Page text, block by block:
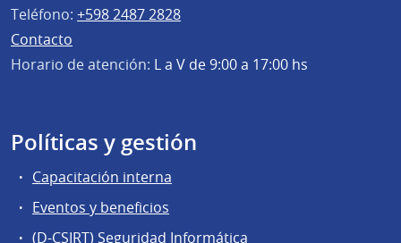
Teléfono: +598 2487 2828
Contacto
Horario de atención: L a V de 9:00 a 17:00 hs
Políticas y gestión
Capacitación interna
Eventos y beneficios
(D-CSIRT) Seguridad Informática